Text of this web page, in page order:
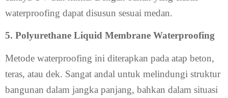
waterproofing dapat disusun sesuai medan.
5. Polyurethane Liquid Membrane Waterproofing
Metode waterproofing ini diterapkan pada atap beton,
teras, atau dek. Sangat andal untuk melindungi struktur
bangunan dalam jangka panjang, bahkan dalam situasi